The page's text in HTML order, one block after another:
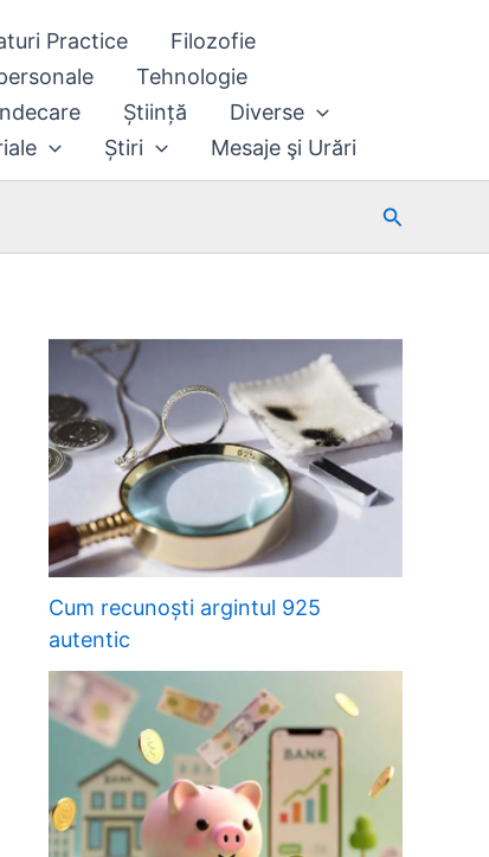
Practice
Filozofie
Tehnologie
Știință
Diverse
Știri Mesaje şi Urări
Search
Cum recunoști argintul 925
autentic